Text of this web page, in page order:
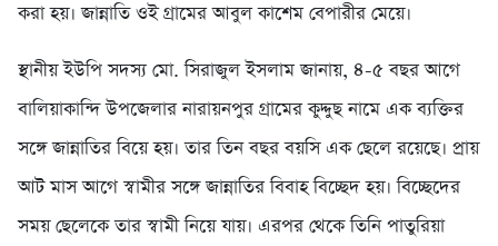
করা হয়। জান্নাতি ওই গ্রামের আবুল কাশেম বেপারীর মেয়ে।
স্থানীয় ইউপি সদস্য মো. সিরাজুল ইসলাম জানায়, ৪-৫ বছর আগে
বালিয়াকান্দি উপজেলার নারায়নপুর গ্রামের কুদ্দুছ নামে এক ব্যক্তির
সঙ্গে জান্নাতির বিয়ে হয়। তার তিন বছর বয়সি এক ছেলে রয়েছে। প্রায়
আট মাস আগে স্বামীর সঙ্গে জান্নাতির বিবাহ বিচ্ছেদ হয়। বিচ্ছেদের
সময় ছেলেকে তার স্বামী নিয়ে যায়। এরপর থেকে তিনি পাতুরিয়া